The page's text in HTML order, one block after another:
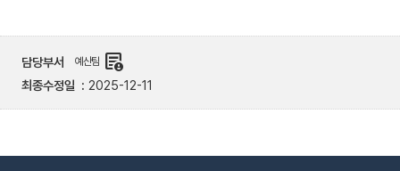
담당부서 예산팀 demography
최종수정일 2025-12-11